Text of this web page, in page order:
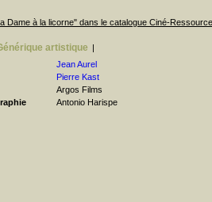
Dame à la licorne" dans le catalogue Ciné-
artistique |
Jean Aurel
Pierre Kast
Argos Films
Antonio Harispe